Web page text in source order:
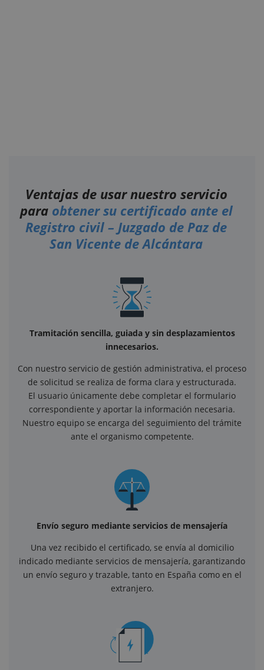
Ventajas de usar nuestro servicio
para obtener su certificado ante el
Registro civil – Juzgado de Paz de
San Vicente de Alcántara
Tramitación sencilla, guiada y sin desplazamientos
innecesarios.
Con nuestro servicio de gestión administrativa, el proceso
de solicitud se realiza de forma clara y estructurada.
El usuario únicamente debe completar el formulario
correspondiente y aportar la información necesaria.
Nuestro equipo se encarga del seguimiento del trámite
ante el organismo competente.
Envío seguro mediante servicios de mensajería
Una vez recibido el certificado, se envía al domicilio
indicado mediante servicios de mensajería, garantizando
un envío seguro y trazable, tanto en España como en el
extranjero.